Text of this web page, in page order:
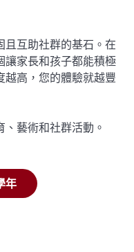
且互助社群的基石。在
讓家長和孩子都能積極
越高，您的體驗就越豐
藝術和社群活動。
年